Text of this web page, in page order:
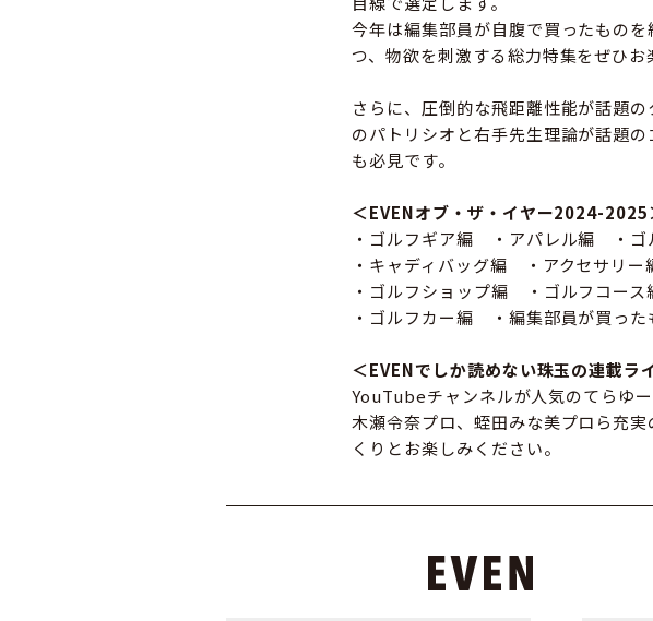
今年は編集部員が自腹で買ったもの
つ、物欲を刺激する総力特集をぜひお
さらに、圧倒的な飛距離性能が話題
のパトリシオと右手先生理論が話題
も必見です。
＜EVENオブ・ザ・イヤー2024-2025
・ゴルフギア編 ・アパレル編 ・ゴ
・キャディバッグ編 ・アクセサリ
・ゴルフショップ編 ・ゴルフコー
・ゴルフカー編 ・編集部員が買った
＜EVENでしか読めない珠玉の連載ラ
YouTubeチャンネルが人気のてらゆ
木瀬令奈プロ、蛭田みな美プロら充
くりとお楽しみください。